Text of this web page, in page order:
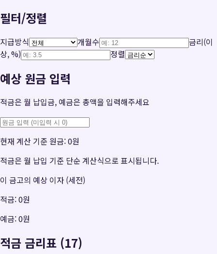
필터/정렬
지급방식 개월수
금리(이
상, %)
정렬
예상 원금 입력
적금은 월 납입금, 예금은 총액을 입력해주세요
현재 계산 기준 원금:0원
적금은 월 납입 기준 단순 계산식으로 표시됩니다.
이 금고의 예상 이자 (세전)
적금:0원
예금:0원
적금 금리표 (17)